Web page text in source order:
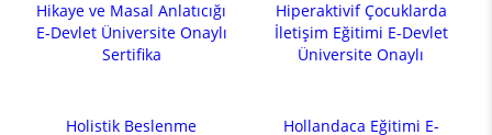
Hikaye ve Masal Anlatıcığı
E-Devlet Üniversite Onaylı
Sertifika
Hiperaktivif Çocuklarda
İletişim Eğitimi E-Devlet
Üniversite Onaylı
Holistik Beslenme
Hollandaca Eğitimi E-